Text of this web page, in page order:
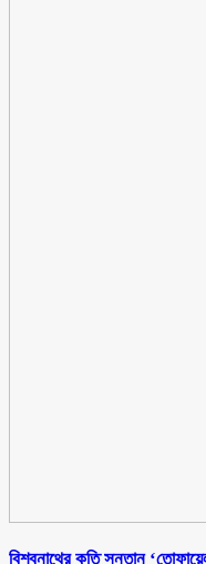
বিশ্বনাথের কৃতি সন্তান